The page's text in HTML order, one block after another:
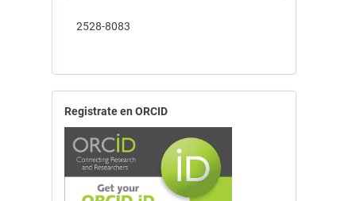
2528-8083
Registrate en ORCID